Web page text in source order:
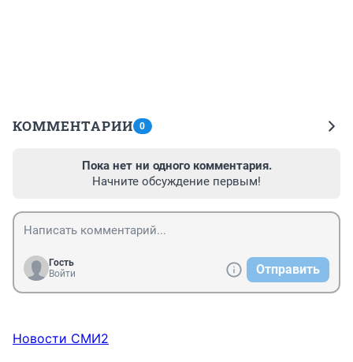
КОММЕНТАРИИ 0
Пока нет ни одного комментария.
Начните обсуждение первым!
Гость
Войти
Отправить
Новости СМИ2